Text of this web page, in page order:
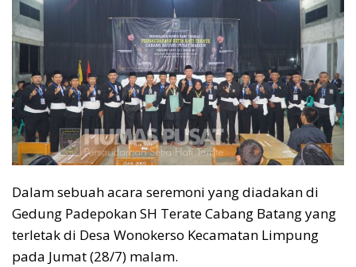
Dalam sebuah acara seremoni yang diadakan di
Gedung Padepokan SH Terate Cabang Batang yang
terletak di Desa Wonokerso Kecamatan Limpung
pada Jumat (28/7) malam.